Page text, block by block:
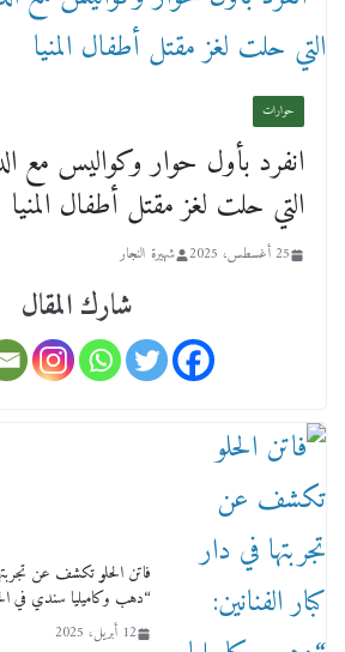
عن عمر
أحد ودفنه في هدوء الأحد
حوارات
انفرد بأول حوار وكواليس مع
التي حلت لغز مقتل أطفال المنيا
25 أغسطس، 2025 شهيرة النجار
شارك المقال
فاتن الحلو تكشف عن
“دهب وكاميليا سندي في
12 أبريل، 2025